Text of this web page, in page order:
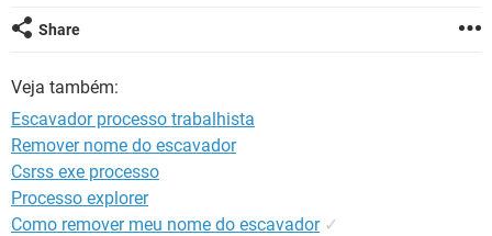
Share
Veja também:
Escavador processo trabalhista
Remover nome do escavador
Csrss exe processo
Processo explorer
Como remover meu nome do escavador ✓